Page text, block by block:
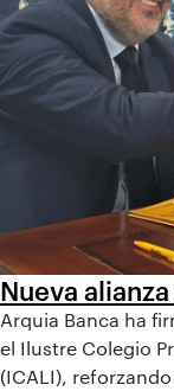
Nueva
Arquia Banca ha
el Ilustre Colegio
(ICALI),